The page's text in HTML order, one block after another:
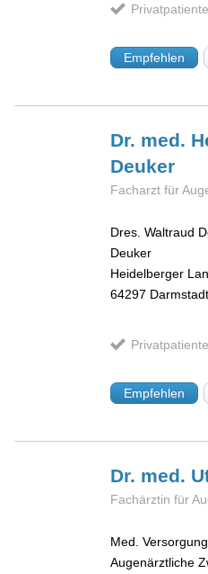
Empfehlen
Dr. med.
Deuker
Facharzt für
Dres. Waltraud
Deuker
Heidelberger
64297 Darmstadt
Empfehlen
Dr. med.
Fachärztin für
Med.
Augenärztliche